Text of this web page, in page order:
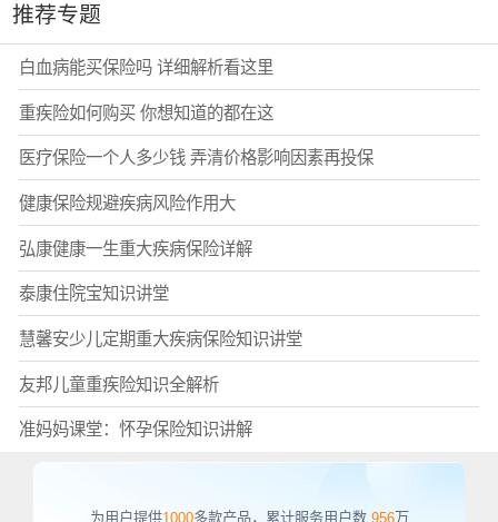
推荐专题
白血病能买保险吗 详细解析看这里
重疾险如何购买 你想知道的都在这
医疗保险一个人多少钱 弄清价格影响因素再投保
健康保险规避疾病风险作用大
弘康健康一生重大疾病保险详解
泰康住院宝知识讲堂
慧馨安少儿定期重大疾病保险知识讲堂
友邦儿童重疾险知识全解析
准妈妈课堂：怀孕保险知识讲解
为用户提供1000多款产品，累计服务用户数 956万